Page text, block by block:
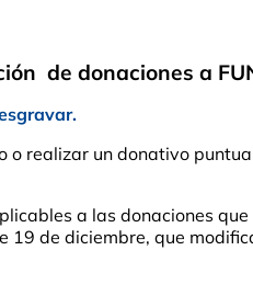
de donaciones a
o realizar un donativo
a las donaciones
19 de diciembre, que